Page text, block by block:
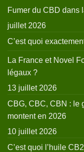
Fumer du CBD dans
juillet 2026
C’est quoi
La France et Novel
légaux ?
13 juillet 2026
CBG, CBC, CBN : le
montent en 2026
10 juillet 2026
C’est quoi l’huile